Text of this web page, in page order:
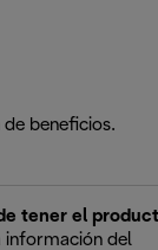
beneficios.
tener el
información del